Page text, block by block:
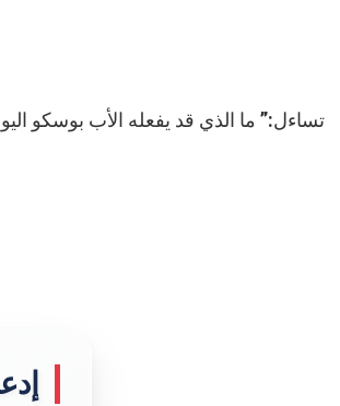
تساءل:” ما الذي قد يفعله الأب بوسكو